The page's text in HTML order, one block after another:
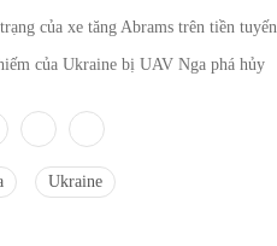
của xe tăng Abrams trên tiền tuyến
của Ukraine bị UAV Nga phá hủy
Ukraine